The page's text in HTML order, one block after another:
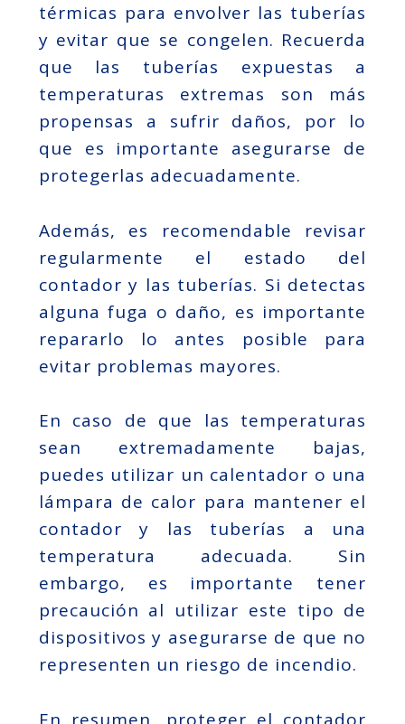
térmicas para envolver las tuberías
y evitar que se congelen. Recuerda
que las tuberías expuestas a
temperaturas extremas son más
propensas a sufrir daños, por lo
que es importante asegurarse de
protegerlas adecuadamente.
Además, es recomendable revisar
regularmente el estado del
contador y las tuberías. Si detectas
alguna fuga o daño, es importante
repararlo lo antes posible para
evitar problemas mayores.
En caso de que las temperaturas
sean extremadamente bajas,
puedes utilizar un calentador o una
lámpara de calor para mantener el
contador y las tuberías a una
temperatura adecuada. Sin
embargo, es importante tener
precaución al utilizar este tipo de
dispositivos y asegurarse de que no
representen un riesgo de incendio.
En resumen, proteger el contador